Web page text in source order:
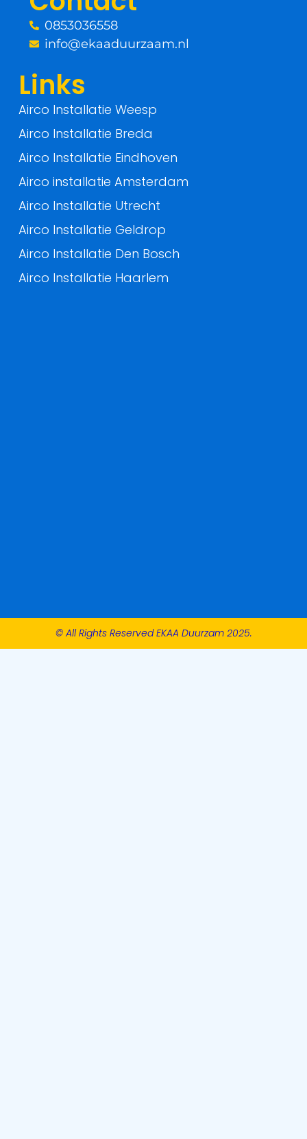
k
-
0853036558
info@ekaaduurzaam.nl
Links
Airco Installatie Weesp
Airco Installatie Breda
Airco Installatie Eindhoven
Airco installatie Amsterdam
Airco Installatie Utrecht
Airco Installatie Geldrop
Airco Installatie Den Bosch
Airco Installatie Haarlem
© All Rights Reserved EKAA Duurzam 2025.